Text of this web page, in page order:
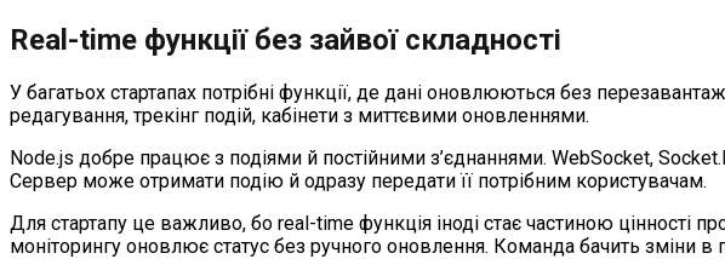
Real-time функції без зайвої складності
У багатьох стартапах потрібні функції, де дані оновлюються без
редагування, трекінг подій, кабінети з миттєвими оновленнями.
Node.js добре працює з подіями й постійними з’єднаннями. WebSocket,
Сервер може отримати подію й одразу передати її потрібним користувачам.
Для стартапу це важливо, бо real-time функція іноді стає частиною цінності
моніторингу оновлює статус без ручного оновлення. Команда бачить зміни в